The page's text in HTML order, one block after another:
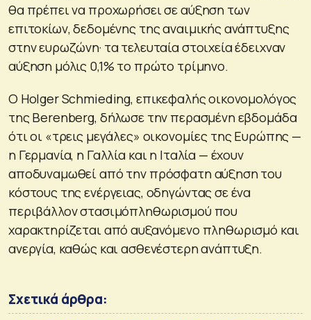
θα πρέπει να προχωρήσει σε αύξηση των
επιτοκίων, δεδομένης της αναιμικής ανάπτυξης
στην ευρωζώνη· τα τελευταία στοιχεία έδειχναν
αύξηση μόλις 0,1% το πρώτο τρίμηνο.
Ο Holger Schmieding, επικεφαλής οικονομολόγος
της Berenberg, δήλωσε την περασμένη εβδομάδα
ότι οι «τρεις μεγάλες» οικονομίες της Ευρώπης —
η Γερμανία, η Γαλλία και η Ιταλία — έχουν
αποδυναμωθεί από την πρόσφατη αύξηση του
κόστους της ενέργειας, οδηγώντας σε ένα
περιβάλλον στασιμόπληθωρισμού που
χαρακτηρίζεται από αυξανόμενο πληθωρισμό και
ανεργία, καθώς και ασθενέστερη ανάπτυξη.
Σχετικά άρθρα: